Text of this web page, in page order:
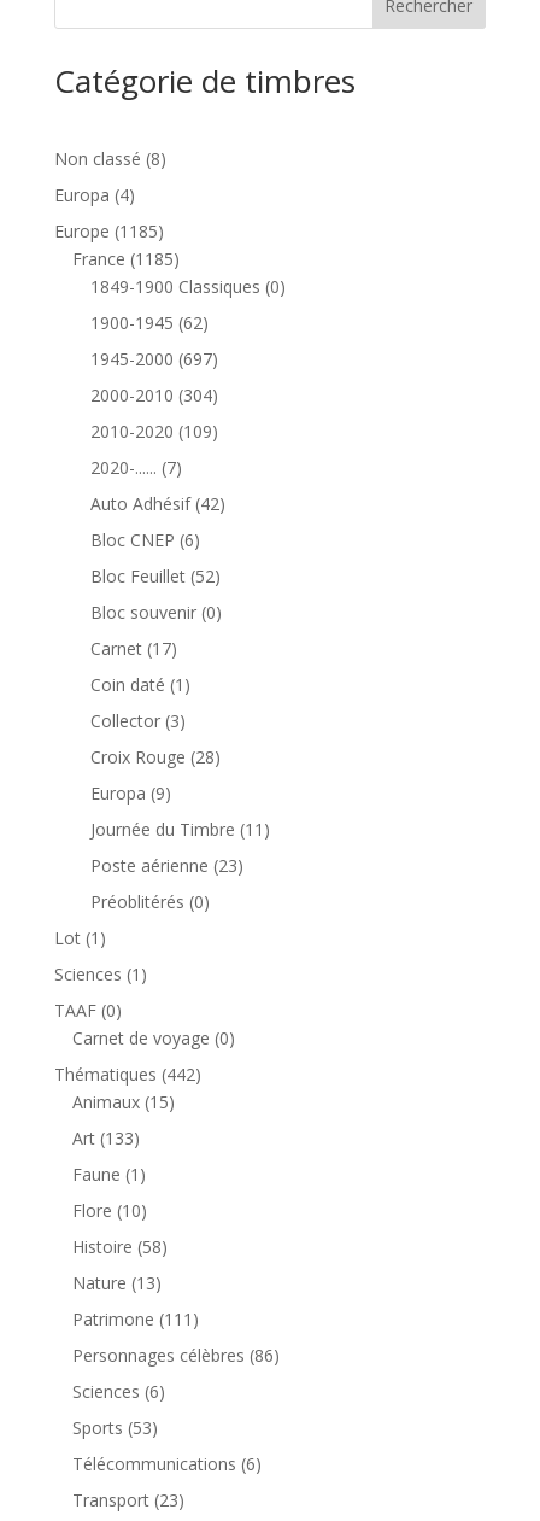
Catégorie de timbres
Non classé 88
Europa 44
produits
Europe 11851185
produits
France 11851185
produits
1849-1900 Classiques 00
1900-1945 6262
produits
1945-2000 697697
produits
2000-2010 304304
produits
2010-2020 109109
2020-...... 77
produits
Auto Adhésif 4242
Bloc CNEP 66
produits
Bloc Feuillet 5252
produits
Bloc souvenir 00
Carnet 1717
produits
Coin daté 1 1
produit
Collector 33
produits
Croix Rouge 2828
Europa 99
produits
Journée du Timbre 11 11
Poste aérienne 2323
Préoblitérés 00
Lot 1 1
produit
Sciences 1 1
TAAF 00
produit
Carnet de voyage 00
Thématiques 442442
Animaux 1515
Art 133133
produits
Faune 1 1
produit
Flore 1010
produits
Histoire 5858
Nature 1313
produits
Patrimone 111 111
produits
Personnages célèbres 8686
Sciences 66
Sports 5353
produits
Télécommunications 66
Transport 2323